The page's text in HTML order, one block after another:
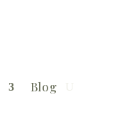
Blog